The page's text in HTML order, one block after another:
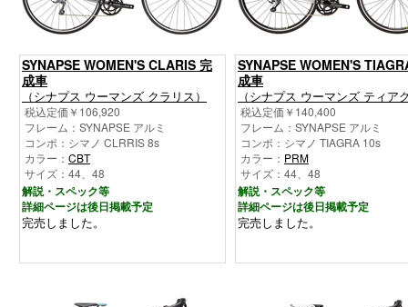
SYNAPSE WOMEN'S CLARIS 完
成車
（シナプス ウーマンズ クラリス）
税込定価￥106,920
フレーム：SYNAPSE アルミ
コンポ：シマノ CLRRIS 8s
カラー： CBT
サイズ：44、48
解説・スペック等
詳細ページは後日掲載予定
完売しました。
SYNAPSE WOMEN'S
成車
（シナプス ウーマンズ ティア
税込定価￥140,400
フレーム：SYNAPSE アルミ
コンポ：シマノ TIAGRA 10s
カラー： PRM
サイズ：44、48
解説・スペック等
詳細ページは後日掲載予定
完売しました。